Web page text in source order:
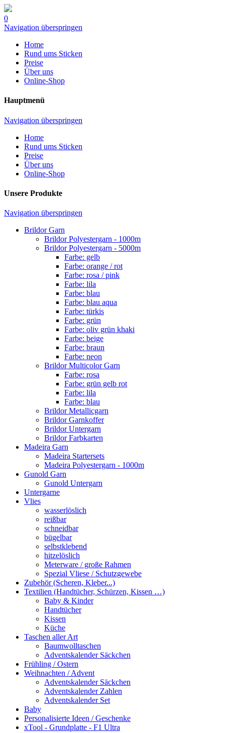
0
Navigation überspringen
Home
Rund ums Sticken
Preise
Über uns
Online-Shop
Hauptmenü
Navigation überspringen
Home
Rund ums Sticken
Preise
Über uns
Online-Shop
Unsere Produkte
Navigation überspringen
Brildor Garn
Brildor Polyestergarn - 1000m
Brildor Polyestergarn - 5000m
Farbe: gelb
Farbe: orange / rot
Farbe: rosa / pink
Farbe: lila
Farbe: blau
Farbe: blau aqua
Farbe: türkis
Farbe: grün
Farbe: oliv grün khaki
Farbe: beige
Farbe: braun
Farbe: neon
Brildor Multicolor Garn
Farbe: rosa
Farbe: grün gelb rot
Farbe: lila
Farbe: blau
Brildor Metallicgarn
Brildor Garnkoffer
Brildor Untergarn
Brildor Farbkarten
Madeira Garn
Madeira Startersets
Madeira Polyestergarn - 1000m
Gunold Garn
Gunold Untergarn
Untergarne
Vlies
wasserlöslich
reißbar
schneidbar
bügelbar
selbstklebend
hitzelöslich
Meterware / große Rahmen
Spezial Vliese / Schutzgewebe
Zubehör (Scheren, Kleber...)
Textilien (Handtücher, Schürzen, Kissen …)
Baby & Kinder
Handtücher
Kissen
Küche
Taschen aller Art
Baumwolltaschen
Adventskalender Säckchen
Frühling / Ostern
Weihnachten / Advent
Adventskalender Säckchen
Adventskalender Zahlen
Adventskalender Set
Baby
Personalisierte Ideen / Geschenke
xTool - Grundplatte - F1 Ultra